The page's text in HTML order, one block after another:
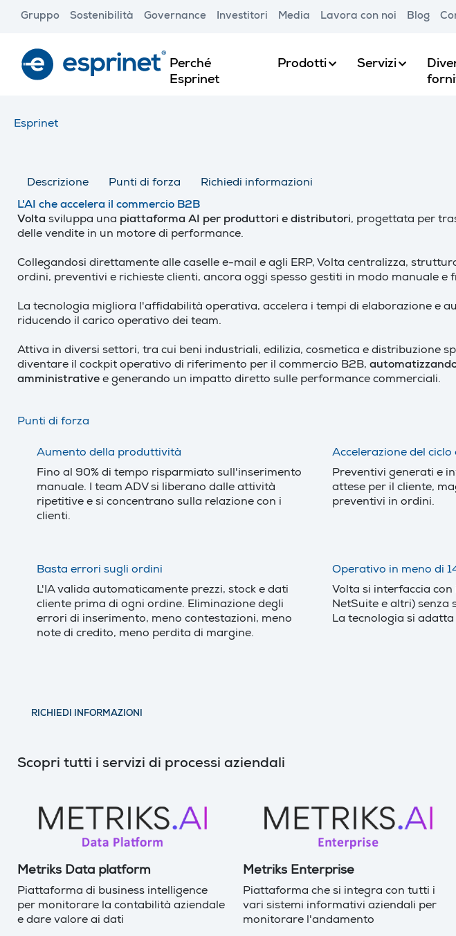
content
Gruppo Sostenibilità Governance Investitori Media Lavora con noi Blog
Perché
Esprinet
Prodotti Servizi
Esprinet
Descrizione Punti di forza
Richiedi informazioni
L'AI che accelera il commercio B2B
Volta sviluppa una piattaforma AI per produttori e distributori, progettata per
delle vendite in un motore di performance.
Collegandosi direttamente alle caselle e-mail e agli ERP, Volta centralizza,
ordini, preventivi e richieste clienti, ancora oggi spesso gestiti in modo manuale e
La tecnologia migliora l'affidabilità operativa, accelera i tempi di elaborazione e
riducendo il carico operativo dei team.
Attiva in diversi settori, tra cui beni industriali, edilizia, cosmetica e distribuzione
diventare il cockpit operativo di riferimento per il commercio B2B,
amministrative e generando un impatto diretto sulle performance commerciali.
Punti di forza
Aumento della produttività
Fino al 90% di tempo risparmiato sull'inserimento
manuale. I team ADV si liberano dalle attività
ripetitive e si concentrano sulla relazione con i
clienti.
Accelerazione del ciclo
Preventivi generati e
attese per il cliente,
preventivi in ordini.
Basta errori sugli ordini
L'IA valida automaticamente prezzi, stock e dati
cliente prima di ogni ordine. Eliminazione degli
errori di inserimento, meno contestazioni, meno
note di credito, meno perdita di margine.
Operativo in meno di
Volta si interfaccia con
NetSuite e altri) senza
La tecnologia si
RICHIEDI INFORMAZIONI
Scopri tutti i servizi di processi aziendali
Metriks Data platform
Piattaforma di business intelligence
per monitorare la contabilità aziendale
e dare valore ai dati
Metriks Enterprise
Piattaforma che si integra con tutti i
vari sistemi informativi aziendali per
monitorare l'andamento